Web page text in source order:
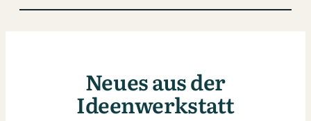
Neues aus der
Ideenwerkstatt